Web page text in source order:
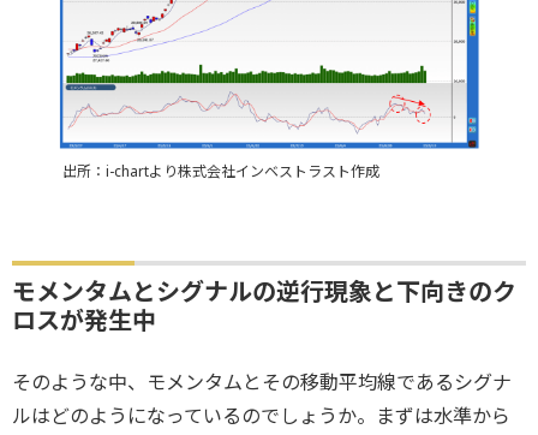
出所：i-chartより株式会社インベストラスト作成
モメンタムとシグナルの逆行現象と下向きのク
ロスが発生中
そのような中、モメンタムとその移動平均線であるシグナ
ルはどのようになっているのでしょうか。まずは水準から